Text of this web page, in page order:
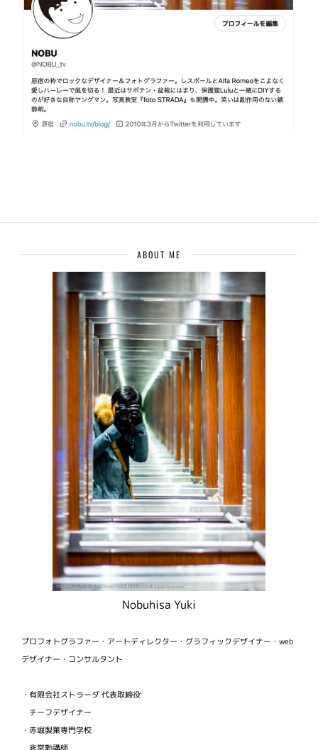
ABOUT ME
Nobuhisa Yuki
プロフォトグラファー・アートディレクター・グラフィックデザイナー・web
デザイナー・コンサルタント
・有限会社ストラーダ 代表取締役
チーフデザイナー
・赤堀製菓専門学校
非常勤講師